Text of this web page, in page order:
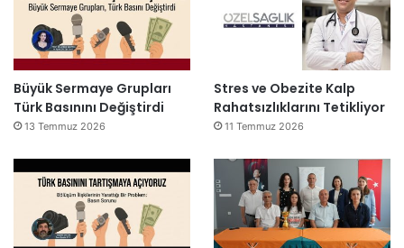
Büyük Sermaye Grupları
Türk Basınını Değiştirdi
13 Temmuz 2026
Stres ve Obezite Kalp
Rahatsızlıklarını Tetikliyor
11 Temmuz 2026